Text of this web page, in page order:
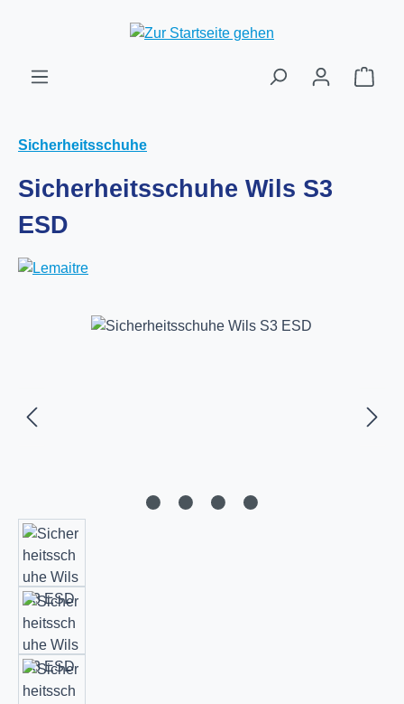
Zum Hauptinhalt springen
Sicherheitsschuhe
Sicherheitsschuhe Wils S3
ESD
Bildergalerie überspringen